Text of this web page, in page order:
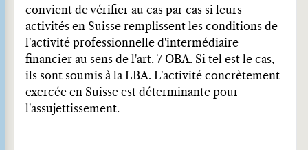
convient de vérifier au cas par cas si leurs
activités en Suisse remplissent les conditions de
l'activité professionnelle d'intermédiaire
financier au sens de l'art. 7 OBA. Si tel est le cas,
ils sont soumis à la LBA. L'activité concrètement
exercée en Suisse est déterminante pour
l'assujettissement.